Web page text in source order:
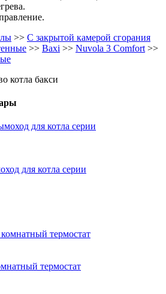
>> С закрытой камерой сгорания
>> Baxi >> Nuvola 3 Comfort >>
для котла серии
термостат